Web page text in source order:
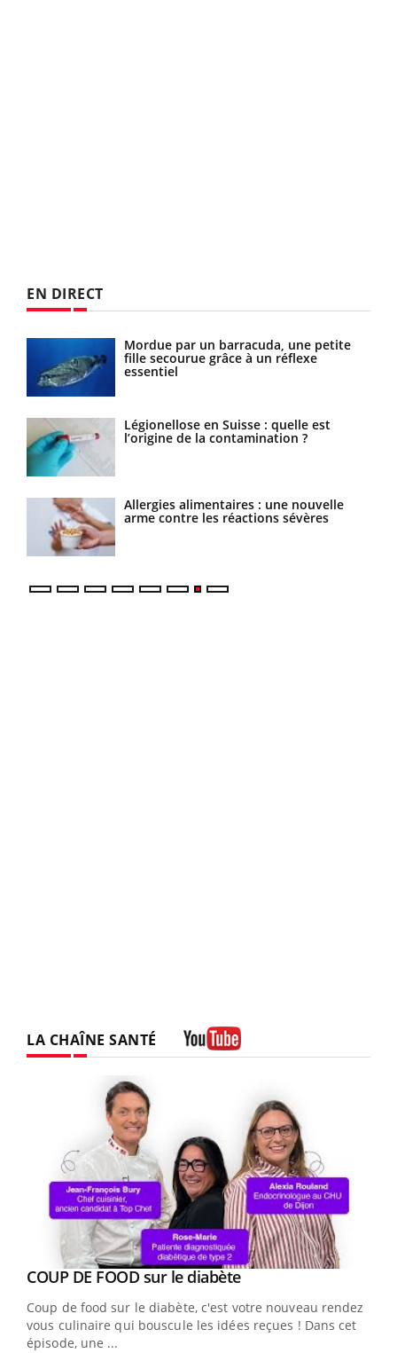
EN DIRECT
Mordue par un barracuda, une petite
fille secourue grâce à un réflexe
essentiel
Légionellose en Suisse : quelle est
l’origine de la contamination ?
Allergies alimentaires : une nouvelle
arme contre les réactions sévères
LA CHAÎNE SANTÉ
Youtube
COUP DE FOOD sur le diabèteYoutube
Coup de food sur le diabète, c'est votre nouveau rendez-
vous culinaire qui bouscule les idées reçues ! Dans cet
épisode, une ...